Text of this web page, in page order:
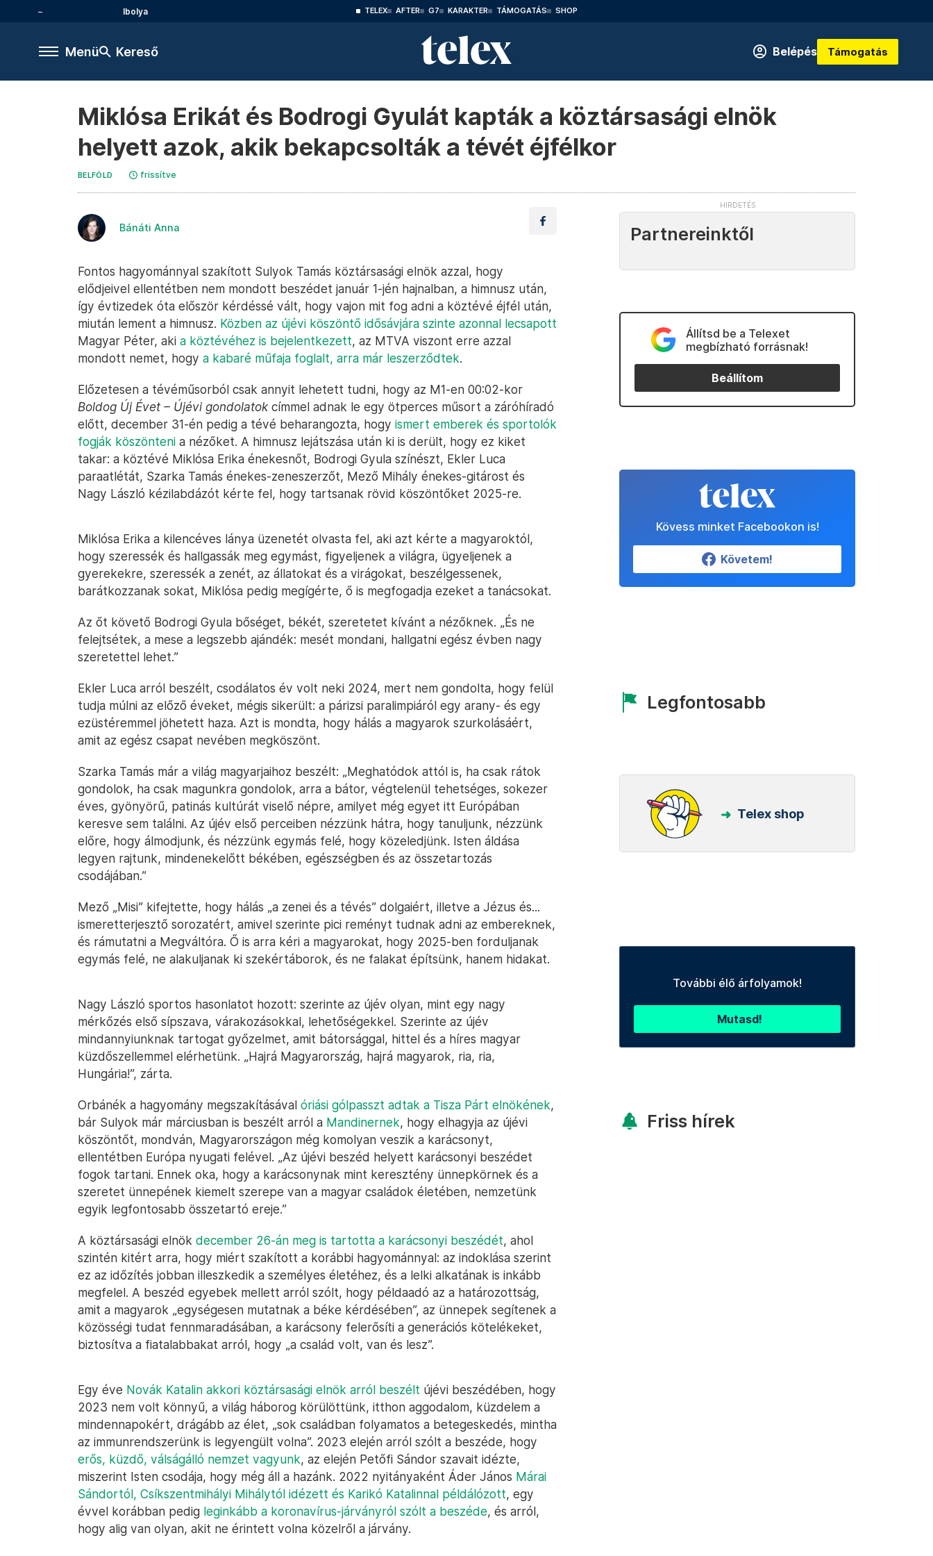
Ibolya TELEX AFTER G7 KARAKTER TÁMOGATÁS SHOP
Menü Kereső Belépés Támogatás
Miklósa Erikát és Bodrogi Gyulát kapták a köztársasági elnök
helyett azok, akik bekapcsolták a tévét éjfélkor
BELFÖLD frissítve
Bánáti Anna
Fontos hagyománnyal szakított Sulyok Tamás köztársasági elnök azzal, hogy
elődjeivel ellentétben nem mondott beszédet január 1-jén hajnalban, a himnusz után,
így évtizedek óta először kérdéssé vált, hogy vajon mit fog adni a köztévé éjfél után,
miután lement a himnusz. Közben az újévi köszöntő idősávjára szinte azonnal lecsapott
Magyar Péter, aki a köztévéhez is bejelentkezett, az MTVA viszont erre azzal
mondott nemet, hogy a kabaré műfaja foglalt, arra már leszerződtek.
Előzetesen a tévéműsorból csak annyit lehetett tudni, hogy az M1-en 00:02-kor
Boldog Új Évet – Újévi gondolatokcímmel adnak le egy ötperces műsort a záróhíradó
előtt, december 31-én pedig a tévé beharangozta, hogy ismert emberek és sportolók
fogják köszönteni a nézőket. A himnusz lejátszása után ki is derült, hogy ez kiket
takar: a köztévé Miklósa Erika énekesnőt, Bodrogi Gyula színészt, Ekler Luca
paraatlétát, Szarka Tamás énekes-zeneszerzőt, Mező Mihály énekes-gitárost és
Nagy László kézilabdázót kérte fel, hogy tartsanak rövid köszöntőket 2025-re.
Miklósa Erika a kilencéves lánya üzenetét olvasta fel, aki azt kérte a magyaroktól,
hogy szeressék és hallgassák meg egymást, figyeljenek a világra, ügyeljenek a
gyerekekre, szeressék a zenét, az állatokat és a virágokat, beszélgessenek,
barátkozzanak sokat, Miklósa pedig megígérte, ő is megfogadja ezeket a tanácsokat.
Az őt követő Bodrogi Gyula bőséget, békét, szeretetet kívánt a nézőknek. „És ne
felejtsétek, a mese a legszebb ajándék: mesét mondani, hallgatni egész évben nagy
szeretettel lehet.”
Ekler Luca arról beszélt, csodálatos év volt neki 2024, mert nem gondolta, hogy felül
tudja múlni az előző éveket, mégis sikerült: a párizsi paralimpiáról egy arany- és egy
ezüstéremmel jöhetett haza. Azt is mondta, hogy hálás a magyarok szurkolásáért,
amit az egész csapat nevében megköszönt.
Szarka Tamás már a világ magyarjaihoz beszélt: „Meghatódok attól is, ha csak rátok
gondolok, ha csak magunkra gondolok, arra a bátor, végtelenül tehetséges, sokezer
éves, gyönyörű, patinás kultúrát viselő népre, amilyet még egyet itt Európában
keresve sem találni. Az újév első perceiben nézzünk hátra, hogy tanuljunk, nézzünk
előre, hogy álmodjunk, és nézzünk egymás felé, hogy közeledjünk. Isten áldása
legyen rajtunk, mindenekelőtt békében, egészségben és az összetartozás
csodájában.”
Mező „Misi” kifejtette, hogy hálás „a zenei és a tévés” dolgaiért, illetve a Jézus és...
ismeretterjesztő sorozatért, amivel szerinte pici reményt tudnak adni az embereknek,
és rámutatni a Megváltóra. Ő is arra kéri a magyarokat, hogy 2025-ben forduljanak
egymás felé, ne alakuljanak ki szekértáborok, és ne falakat építsünk, hanem hidakat.
Nagy László sportos hasonlatot hozott: szerinte az újév olyan, mint egy nagy
mérkőzés első sípszava, várakozásokkal, lehetőségekkel. Szerinte az újév
mindannyiunknak tartogat győzelmet, amit bátorsággal, hittel és a híres magyar
küzdőszellemmel elérhetünk. „Hajrá Magyarország, hajrá magyarok, ria, ria,
Hungária!”, zárta.
Orbánék a hagyomány megszakításával óriási gólpasszt adtak a Tisza Párt elnökének,
bár Sulyok már márciusban is beszélt arról a Mandinernek, hogy elhagyja az újévi
köszöntőt, mondván, Magyarországon még komolyan veszik a karácsonyt,
ellentétben Európa nyugati felével. „Az újévi beszéd helyett karácsonyi beszédet
fogok tartani. Ennek oka, hogy a karácsonynak mint keresztény ünnepkörnek és a
szeretet ünnepének kiemelt szerepe van a magyar családok életében, nemzetünk
egyik legfontosabb összetartó ereje.”
A köztársasági elnök december 26-án meg is tartotta a karácsonyi beszédét, ahol
szintén kitért arra, hogy miért szakított a korábbi hagyománnyal: az indoklása szerint
ez az időzítés jobban illeszkedik a személyes életéhez, és a lelki alkatának is inkább
megfelel. A beszéd egyebek mellett arról szólt, hogy példaadó az a határozottság,
amit a magyarok „egységesen mutatnak a béke kérdésében”, az ünnepek segítenek a
közösségi tudat fennmaradásában, a karácsony felerősíti a generációs kötelékeket,
biztosítva a fiatalabbakat arról, hogy „a család volt, van és lesz”.
Egy éve Novák Katalin akkori köztársasági elnök arról beszélt újévi beszédében, hogy
2023 nem volt könnyű, a világ háborog körülöttünk, itthon aggodalom, küzdelem a
mindennapokért, drágább az élet, „sok családban folyamatos a betegeskedés, mintha
az immunrendszerünk is legyengült volna”. 2023 elején arról szólt a beszéde, hogy
erős, küzdő, válságálló nemzet vagyunk, az elején Petőfi Sándor szavait idézte,
miszerint Isten csodája, hogy még áll a hazánk. 2022 nyitányaként Áder János Márai
Sándortól, Csíkszentmihályi Mihálytól idézett és Karikó Katalinnal példálózott, egy
évvel korábban pedig leginkább a koronavírus-járványról szólt a beszéde, és arról,
hogy alig van olyan, akit ne érintett volna közelről a járvány.
Partnereinktől
Állítsd be a Telexet
megbízható forrásnak!
Beállítom
Kövess minket Facebookon is!
Követem!
Legfontosabb
Telex shop
További élő árfolyamok!
Mutasd!
Friss hírek